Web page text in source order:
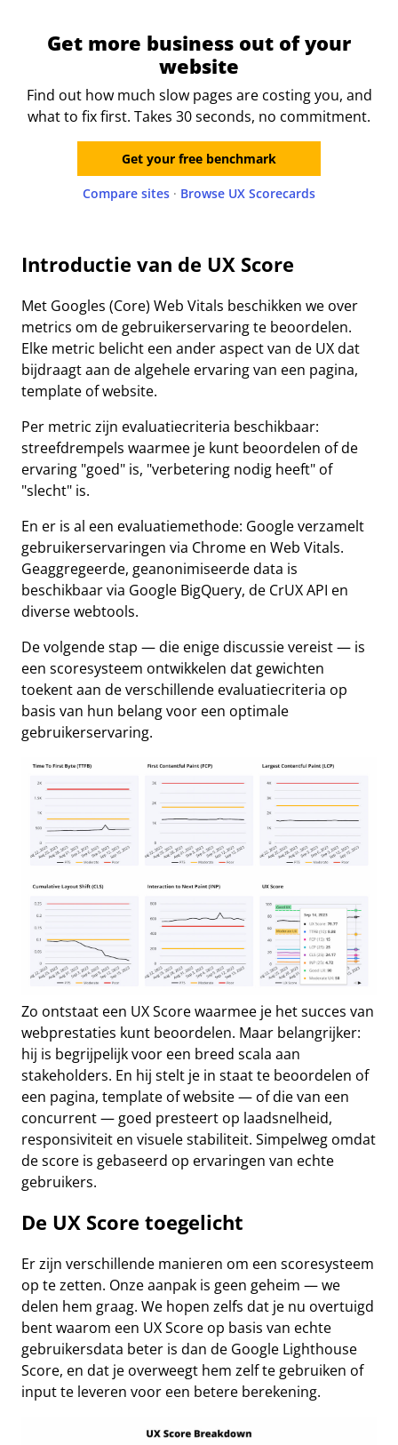
Get more business out of your
website
Find out how much slow pages are costing you, and
what to fix first. Takes 30 seconds, no commitment.
Get your free benchmark
Compare sites · Browse UX Scorecards
Introductie van de UX Score
Met Googles (Core) Web Vitals beschikken we over
metrics om de gebruikerservaring te beoordelen.
Elke metric belicht een ander aspect van de UX dat
bijdraagt aan de algehele ervaring van een pagina,
template of website.
Per metric zijn evaluatiecriteria beschikbaar:
streefdrempels waarmee je kunt beoordelen of de
ervaring "goed" is, "verbetering nodig heeft" of
"slecht" is.
En er is al een evaluatiemethode: Google verzamelt
gebruikerservaringen via Chrome en Web Vitals.
Geaggregeerde, geanonimiseerde data is
beschikbaar via Google BigQuery, de CrUX API en
diverse webtools.
De volgende stap — die enige discussie vereist — is
een scoresysteem ontwikkelen dat gewichten
toekent aan de verschillende evaluatiecriteria op
basis van hun belang voor een optimale
gebruikerservaring.
Zo ontstaat een UX Score waarmee je het succes van
webprestaties kunt beoordelen. Maar belangrijker:
hij is begrijpelijk voor een breed scala aan
stakeholders. En hij stelt je in staat te beoordelen of
een pagina, template of website — of die van een
concurrent — goed presteert op laadsnelheid,
responsiviteit en visuele stabiliteit. Simpelweg omdat
de score is gebaseerd op ervaringen van echte
gebruikers.
De UX Score toegelicht
Er zijn verschillende manieren om een scoresysteem
op te zetten. Onze aanpak is geen geheim — we
delen hem graag. We hopen zelfs dat je nu overtuigd
bent waarom een UX Score op basis van echte
gebruikersdata beter is dan de Google Lighthouse
Score, en dat je overweegt hem zelf te gebruiken of
input te leveren voor een betere berekening.